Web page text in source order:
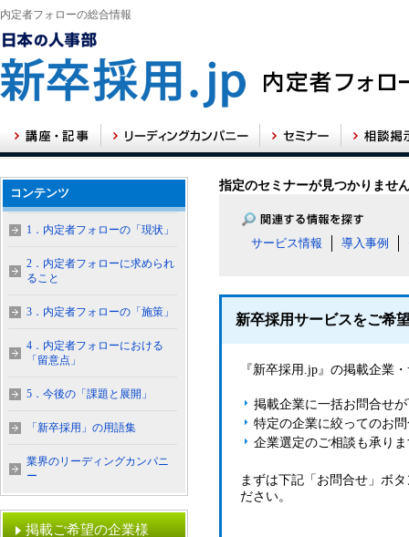
内定者フォローの総合情報
指定のセミナーが見つかりませ
サービス情報 導入事例
新卒採用サービスをご希
『新卒採用.jp』の掲載企業
掲載企業に一括お問合せ
特定の企業に絞ってのお
企業選定のご相談も承り
まずは下記「お問合せ」ボ
ださい。
コンテンツ
1．内定者フォローの「現状」
2．内定者フォローに求められ
ること
3．内定者フォローの「施策」
4．内定者フォローにおける
「留意点」
5．今後の「課題と展開」
「新卒採用」の用語集
業界のリーディングカンパニ
ー
掲載ご希望の企業様